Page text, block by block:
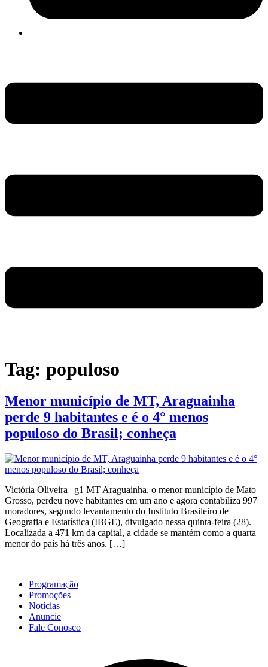
Tag: populoso
Menor município de MT, Araguainha
perde 9 habitantes e é o 4° menos
populoso do Brasil; conheça
Victória Oliveira | g1 MT Araguainha, o menor município de Mato
Grosso, perdeu nove habitantes em um ano e agora contabiliza 997
moradores, segundo levantamento do Instituto Brasileiro de
Geografia e Estatística (IBGE), divulgado nessa quinta-feira (28).
Localizada a 471 km da capital, a cidade se mantém como a quarta
menor do país há três anos. […]
Programação
Promoções
Notícias
Anuncie
Fale Conosco